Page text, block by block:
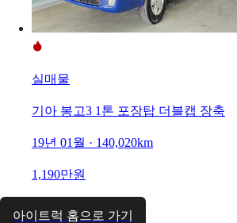
실매물
기아 봉고3 1톤 포장탑 더블캡 장축
19년 01월 · 140,020km
1,190만원
아이트럭 홈으로 가기